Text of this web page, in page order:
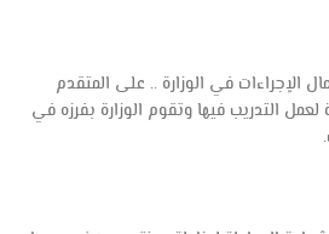
الإجراءات في الوزارة .. على المتقدم
التدريب فيها وتقوم الوزارة بفرزه في